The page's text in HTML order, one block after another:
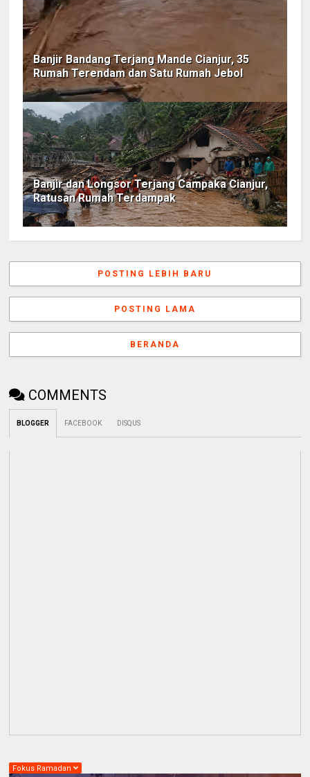
Banjir Bandang Terjang Mande Cianjur, 35
Rumah Terendam dan Satu Rumah Jebol
Banjir dan Longsor Terjang Campaka Cianjur,
Ratusan Rumah Terdampak
POSTING LEBIH BARU
POSTING LAMA
BERANDA
COMMENTS
BLOGGER FACEBOOK DISQUS
Fokus Ramadan